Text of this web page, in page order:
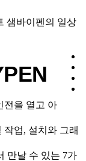
샘바이펜의 일상
전을 열고 아
업, 설치와 그래
만날 수 있는 7가